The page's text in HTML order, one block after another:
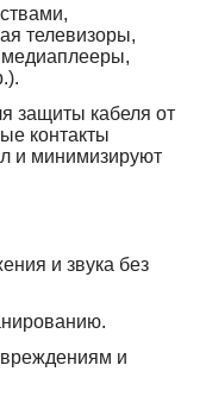
телевизоры,
медиаплееры,
защиты кабеля от
контакты
и минимизируют
и звука без
и